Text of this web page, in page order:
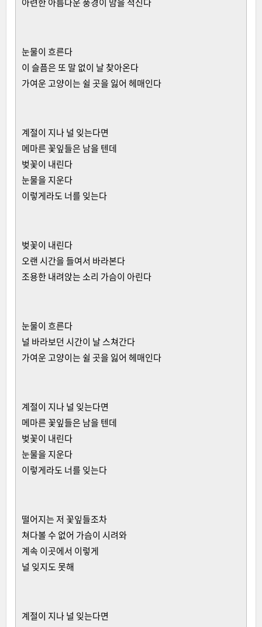
눈물이 흐른다
이 슬픔은 또 말 없이 날 찾아온다
가여운 고양이는 쉴 곳을 잃어 헤매인다
계절이 지나 널 잊는다면
메마른 꽃잎들은 남을 텐데
벚꽃이 내린다
눈물을 지운다
이렇게라도 너를 잊는다
벚꽃이 내린다
오랜 시간을 들여서 바라본다
조용한 내려앉는 소리 가슴이 아린다
눈물이 흐른다
널 바라보던 시간이 날 스쳐간다
가여운 고양이는 쉴 곳을 잃어 헤매인다
계절이 지나 널 잊는다면
메마른 꽃잎들은 남을 텐데
벚꽃이 내린다
눈물을 지운다
이렇게라도 너를 잊는다
떨어지는 저 꽃잎들조차
쳐다볼 수 없어 가슴이 시려와
계속 이곳에서 이렇게
널 잊지도 못해
계절이 지나 널 잊는다면